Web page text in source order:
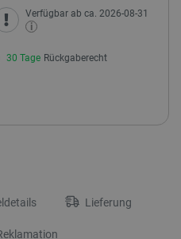
Verfügbar ab ca. 2026-08-31
i
30 Tage Rückgaberecht
Lieferung